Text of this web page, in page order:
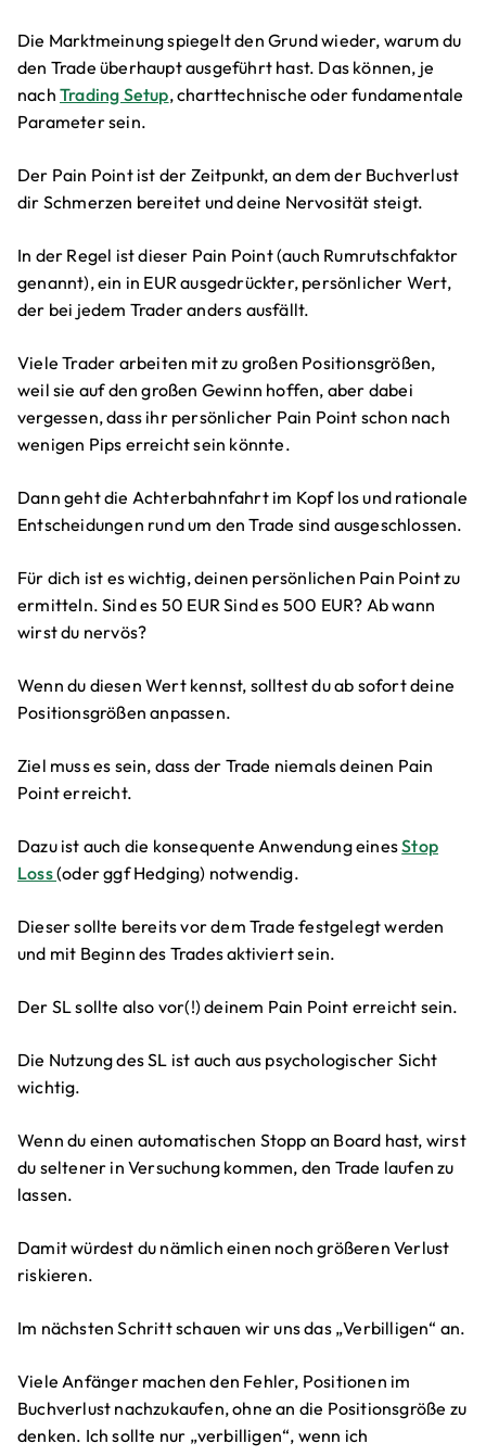
Die Marktmeinung spiegelt den Grund wieder, warum du
den Trade überhaupt ausgeführt hast. Das können, je
nach Trading Setup, charttechnische oder fundamentale
Parameter sein.
Der Pain Point ist der Zeitpunkt, an dem der Buchverlust
dir Schmerzen bereitet und deine Nervosität steigt.
In der Regel ist dieser Pain Point (auch Rumrutschfaktor
genannt), ein in EUR ausgedrückter, persönlicher Wert,
der bei jedem Trader anders ausfällt.
Viele Trader arbeiten mit zu großen Positionsgrößen,
weil sie auf den großen Gewinn hoffen, aber dabei
vergessen, dass ihr persönlicher Pain Point schon nach
wenigen Pips erreicht sein könnte.
Dann geht die Achterbahnfahrt im Kopf los und rationale
Entscheidungen rund um den Trade sind ausgeschlossen.
Für dich ist es wichtig, deinen persönlichen Pain Point zu
ermitteln. Sind es 50 EUR Sind es 500 EUR? Ab wann
wirst du nervös?
Wenn du diesen Wert kennst, solltest du ab sofort deine
Positionsgrößen anpassen.
Ziel muss es sein, dass der Trade niemals deinen Pain
Point erreicht.
Dazu ist auch die konsequente Anwendung einesStop
Loss(oder ggf Hedging) notwendig.
Dieser sollte bereits vor dem Trade festgelegt werden
und mit Beginn des Trades aktiviert sein.
Der SL sollte also vor(!) deinem Pain Point erreicht sein.
Die Nutzung des SL ist auch aus psychologischer Sicht
wichtig.
Wenn du einen automatischen Stopp an Board hast, wirst
du seltener in Versuchung kommen, den Trade laufen zu
lassen.
Damit würdest du nämlich einen noch größeren Verlust
riskieren.
Im nächsten Schritt schauen wir uns das „Verbilligen“ an.
Viele Anfänger machen den Fehler, Positionen im
Buchverlust nachzukaufen, ohne an die Positionsgröße zu
denken. Ich sollte nur „verbilligen“, wenn ich